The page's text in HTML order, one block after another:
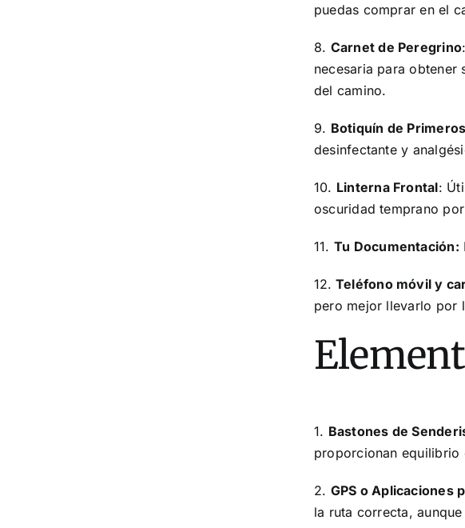
puedas comprar en el
8. Carnet de Peregrino
necesaria para obtener
del camino.
9. Botiquín de
desinfectante y
10. Linterna Frontal:
oscuridad temprano
11. Tu Documentación:
12. Teléfono móvil y
pero mejor llevarlo por
1. Bastones de
proporcionan equilibrio
2. GPS o Aplicaciones
la ruta correcta,